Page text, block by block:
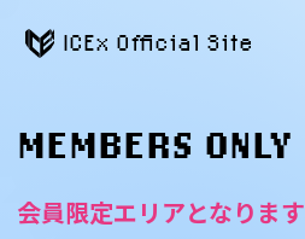
ICEx Official Site
MEMBERS ONLY
会員限定エリアとなります